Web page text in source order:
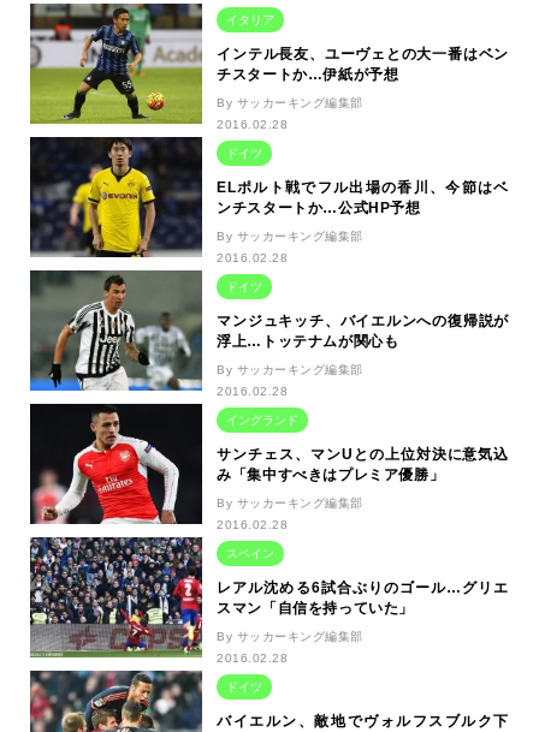
イタリア
インテル長友、ユーヴェとの大一番はベン
チスタートか…伊紙が予想
By サッカーキング編集部
2016.02.28
ドイツ
ELポルト戦でフル出場の香川、今節はベ
ンチスタートか…公式HP予想
By サッカーキング編集部
2016.02.28
ドイツ
マンジュキッチ、バイエルンへの復帰説が
浮上…トッテナムが関心も
By サッカーキング編集部
2016.02.28
イングランド
サンチェス、マンUとの上位対決に意気込
み「集中すべきはプレミア優勝」
By サッカーキング編集部
2016.02.28
スペイン
レアル沈める6試合ぶりのゴール…グリエ
スマン「自信を持っていた」
By サッカーキング編集部
2016.02.28
ドイツ
バイエルン、敵地でヴォルフスブルク下